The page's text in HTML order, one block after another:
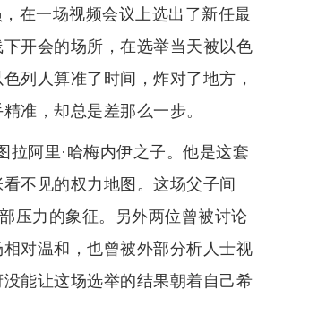
在一场视频会议上选出了新任最
开会的场所，在选举当天被以色
列人算准了时间，炸对了地方，
准，却总是差那么一步。
拉阿里·哈梅内伊之子。他是这套
不见的权力地图。这场父子间
压力的象征。另外两位曾被讨论
对温和，也曾被外部分析人士视
能让这场选举的结果朝着自己希